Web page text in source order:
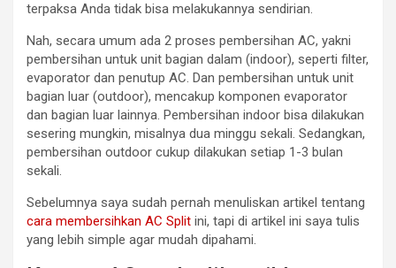
terpaksa Anda tidak bisa melakukannya sendirian.
Nah, secara umum ada 2 proses pembersihan AC, yakni
pembersihan untuk unit bagian dalam (indoor), seperti filter,
evaporator dan penutup AC. Dan pembersihan untuk unit
bagian luar (outdoor), mencakup komponen evaporator
dan bagian luar lainnya. Pembersihan indoor bisa dilakukan
sesering mungkin, misalnya dua minggu sekali. Sedangkan,
pembersihan outdoor cukup dilakukan setiap 1-3 bulan
sekali.
Sebelumnya saya sudah pernah menuliskan artikel tentang
cara membersihkan AC Split ini, tapi di artikel ini saya tulis
yang lebih simple agar mudah dipahami.